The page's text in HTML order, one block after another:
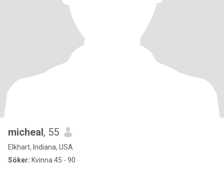
micheal, 55
Elkhart, Indiana, USA
Söker: Kvinna 45 - 90